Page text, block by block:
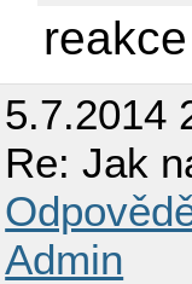
5.7.2014
Re: Jak
Admin